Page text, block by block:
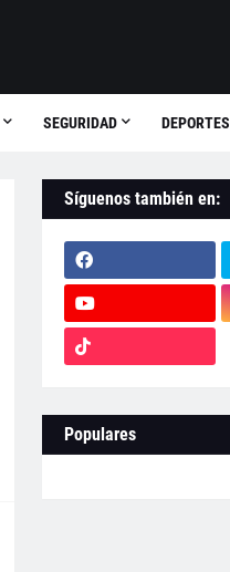
SEGURIDAD DEPORTES
Síguenos también en:
Populares